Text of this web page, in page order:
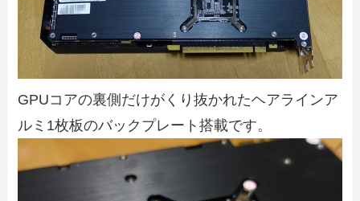
GPUコアの裏側だけがくり抜かれたヘアラインア
ルミ1枚板のバックプレート搭載です。